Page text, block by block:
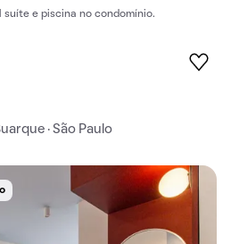
suíte e piscina no condomínio.
· São Paulo